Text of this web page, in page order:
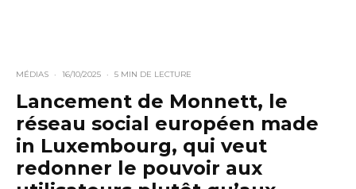
MÉDIAS · 16/10/2025 · 5 MIN DE LECTURE
Lancement de Monnett, le
réseau social européen made
in Luxembourg, qui veut
redonner le pouvoir aux